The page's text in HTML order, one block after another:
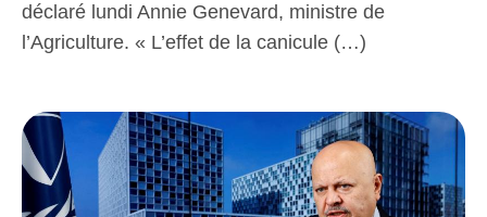
déclaré lundi Annie Genevard, ministre de
l’Agriculture. « L’effet de la canicule (…)